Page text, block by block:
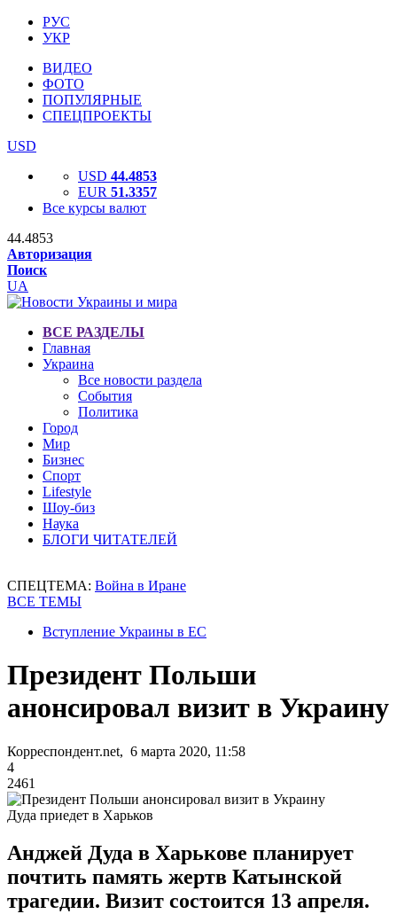
РУС
УКР
ВИДЕО
ФОТО
ПОПУЛЯРНЫЕ
СПЕЦПРОЕКТЫ
USD
USD 44.4853
EUR 51.3357
Все курсы валют
44.4853
Авторизация
Поиск
UA
ВСЕ РАЗДЕЛЫ
Главная
Украина
Все новости раздела
События
Политика
Город
Мир
Бизнес
Спорт
Lifestyle
Шоу-биз
Наука
БЛОГИ ЧИТАТЕЛЕЙ
СПЕЦТЕМА: Война в Иране
ВСЕ ТЕМЫ
Вступление Украины в ЕС
Президент Польши
анонсировал визит в Украину
Корреспондент.net, 6 марта 2020, 11:58
4
2461
Дуда приедет в Харьков
Анджей Дуда в Харькове планирует
почтить память жертв Катынской
трагедии. Визит состоится 13 апреля.